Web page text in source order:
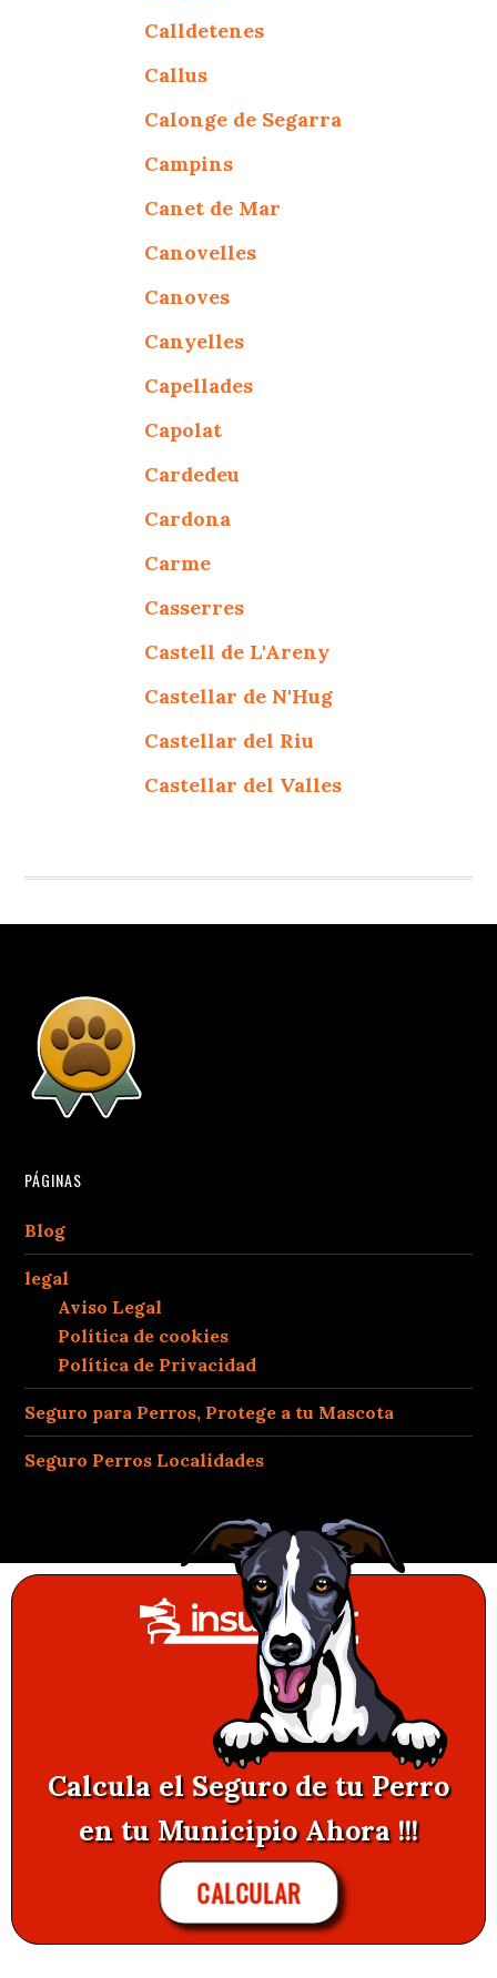
Calldetenes
Callus
Calonge de Segarra
Campins
Canet de Mar
Canovelles
Canoves
Canyelles
Capellades
Capolat
Cardedeu
Cardona
Carme
Casserres
Castell de L'Areny
Castellar de N'Hug
Castellar del Riu
Castellar del Valles
PÁGINAS
Blog
legal
Aviso Legal
Política de cookies
Política de Privacidad
Seguro para Perros, Protege a tu Mascota
Seguro Perros Localidades
Calcula el Seguro de tu Perro
en tu Municipio Ahora !!!
CALCULAR